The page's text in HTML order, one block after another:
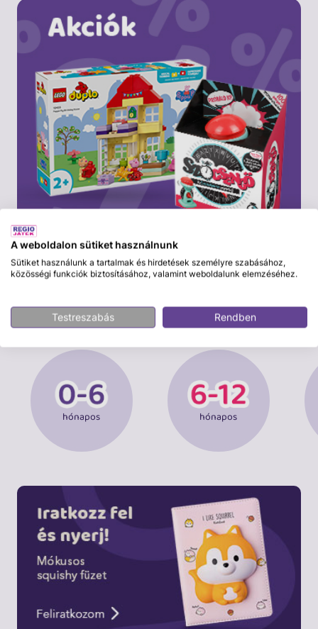
VÁSÁROLJ KOR SZERINT
hónapos hónapos
A weboldalon sütiket használnunk
Sütiket használunk a tartalmak és hirdetések személyre szabásához,
közösségi funkciók biztosításához, valamint weboldalunk elemzéséhez.
Testreszabás Rendben